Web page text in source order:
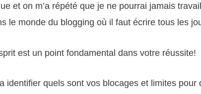
et on m’a répété que je ne pourrai jamais
le monde du blogging où il faut écrire tous les
est un point fondamental dans votre réussite!
identifier quels sont vos blocages et limites